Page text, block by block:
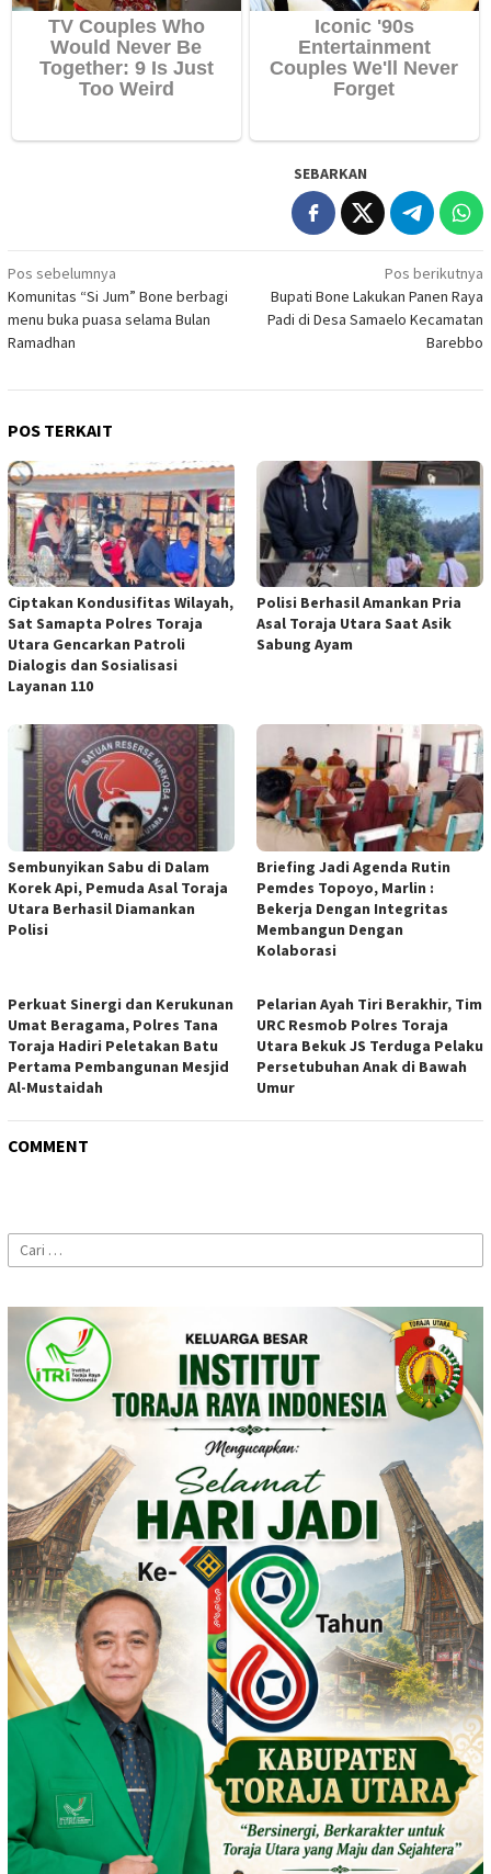
SEBARKAN
Navigasi
pos
Pos sebelumnya
Komunitas “Si Jum” Bone berbagi
menu buka puasa selama Bulan
Ramadhan
Pos berikutnya
Bupati Bone Lakukan Panen Raya
Padi di Desa Samaelo Kecamatan
Barebbo
POS TERKAIT
Ciptakan Kondusifitas Wilayah,
Sat Samapta Polres Toraja
Utara Gencarkan Patroli
Dialogis dan Sosialisasi
Layanan 110
Polisi Berhasil Amankan Pria
Asal Toraja Utara Saat Asik
Sabung Ayam
Sembunyikan Sabu di Dalam
Korek Api, Pemuda Asal Toraja
Utara Berhasil Diamankan
Polisi
Briefing Jadi Agenda Rutin
Pemdes Topoyo, Marlin :
Bekerja Dengan Integritas
Membangun Dengan
Kolaborasi
Perkuat Sinergi dan Kerukunan
Umat Beragama, Polres Tana
Toraja Hadiri Peletakan Batu
Pertama Pembangunan Mesjid
Al-Mustaidah
Pelarian Ayah Tiri Berakhir, Tim
URC Resmob Polres Toraja
Utara Bekuk JS Terduga Pelaku
Persetubuhan Anak di Bawah
Umur
COMMENT
Cari
untuk: